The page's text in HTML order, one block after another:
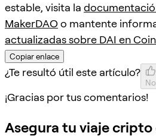
estable, visita la
MakerDAOo mantente
actualizadas sobre DAI en
Copiar enlace
¿Te resultó útil este artículo?
No
¡Gracias por tus comentarios!
Asegura tu viaje cripto